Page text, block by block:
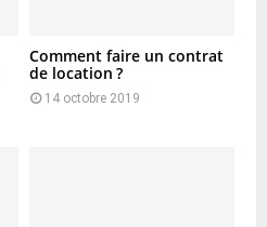
Comment faire un contrat
de location ?
14 octobre 2019